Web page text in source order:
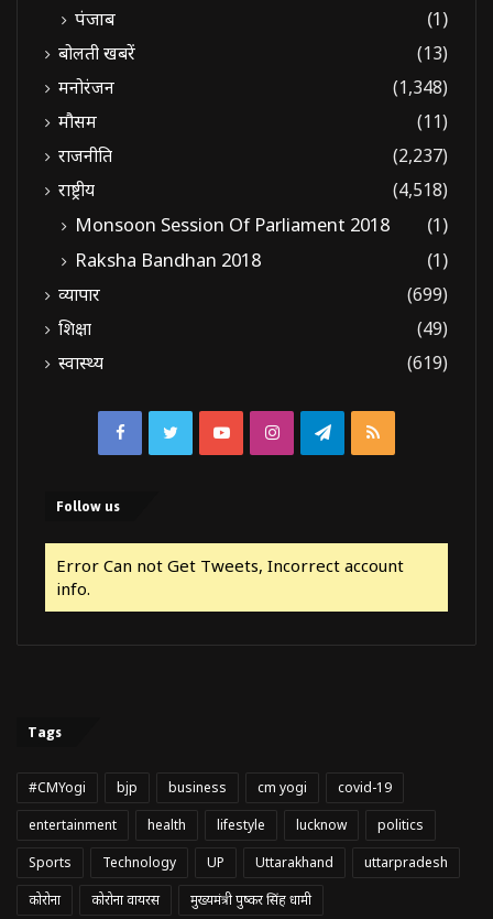
पंजाब
(1)
बोलती खबरें
(13)
मनोरंजन
(1,348)
मौसम
(11)
राजनीति
(2,237)
राष्ट्रीय
(4,518)
Monsoon Session Of Parliament 2018
(1)
Raksha Bandhan 2018
(1)
व्यापार
(699)
शिक्षा
(49)
स्वास्थ्य
(619)
FacebookTwitterYouTubeInstagramTelegram
RSS
Follow us
Error Can not Get Tweets, Incorrect account
info.
Tags
#CMYogi bjp business cm yogi
covid-19
entertainment
health lifestyle lucknow
politics
Sports
Technology UP Uttarakhand
uttarpradesh
कोरोना
कोरोना वायरस मुख्यमंत्री पुष्कर सिंह धामी